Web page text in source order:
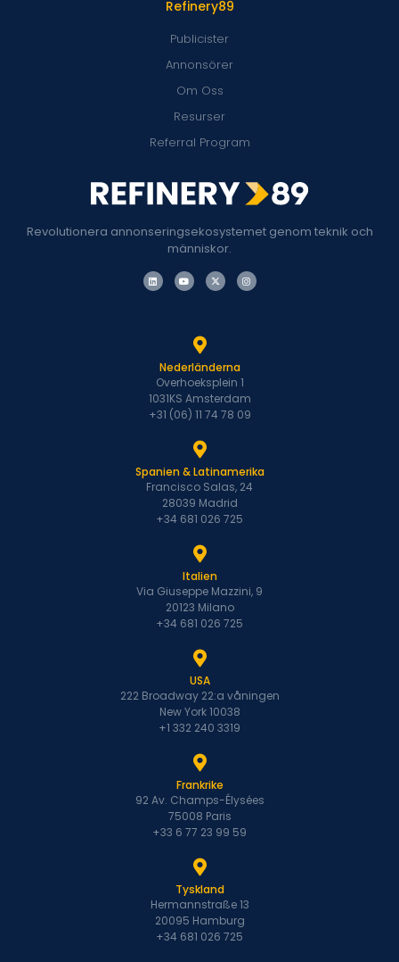
Revolutionera annonseringsekosystemet genom teknik och
människor.
Refinery89
Publicister
Annonsörer
Om Oss
Resurser
Referral Program
Nederländerna
Overhoeksplein 1
1031KS Amsterdam
+31 (06) 11 74 78 09
Spanien & Latinamerika
Francisco Salas, 24
28039 Madrid
+34 681 026 725
Italien
Via Giuseppe Mazzini, 9
20123 Milano
+34 681 026 725
USA
222 Broadway 22:a våningen
New York 10038
+1 332 240 3319
Frankrike
92 Av. Champs-Élysées
75008 Paris
+33 6 77 23 99 59
Tyskland
Hermannstraße 13
20095 Hamburg
+34 681 026 725